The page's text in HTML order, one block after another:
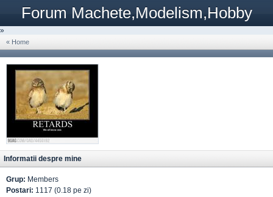
Forum Machete,Modelism,Hobby
»
« Home
Informatii despre mine
Grup: Members
Postari: 1117 (0.18 pe zi)